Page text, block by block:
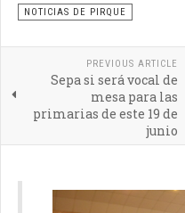
NOTICIAS DE PIRQUE
PREVIOUS ARTICLE
Sepa si será vocal de
mesa para las
primarias de este 19 de
junio